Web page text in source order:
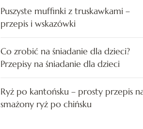
Puszyste muffinki z truskawkami –
przepis i wskazówki
Co zrobić na śniadanie dla dzieci?
Przepisy na śniadanie dla dzieci
Ryż po kantońsku – prosty przepis
smażony ryż po chińsku